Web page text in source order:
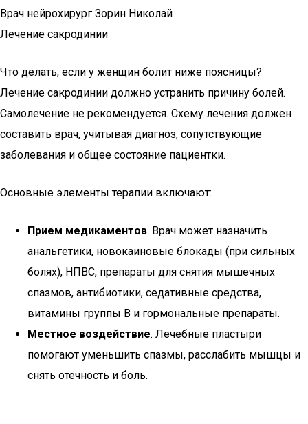
Врач нейрохирург Зорин Николай
Лечение сакродинии
Что делать, если у женщин болит ниже поясницы?
Лечение сакродинии должно устранить причину болей.
Самолечение не рекомендуется. Схему лечения должен
составить врач, учитывая диагноз, сопутствующие
заболевания и общее состояние пациентки.
Основные элементы терапии включают:
Прием медикаментов. Врач может назначить
анальгетики, новокаиновые блокады (при сильных
болях), НПВС, препараты для снятия мышечных
спазмов, антибиотики, седативные средства,
витамины группы В и гормональные препараты.
Местное воздействие. Лечебные пластыри
помогают уменьшить спазмы, расслабить мышцы и
снять отечность и боль.